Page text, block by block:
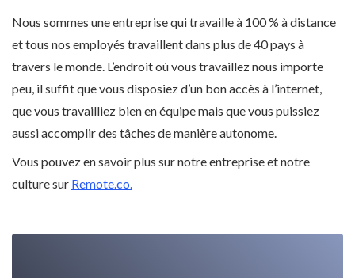
Nous sommes une entreprise qui travaille à 100 % à distance
et tous nos employés travaillent dans plus de 40 pays à
travers le monde. L’endroit où vous travaillez nous importe
peu, il suffit que vous disposiez d’un bon accès à l’internet,
que vous travailliez bien en équipe mais que vous puissiez
aussi accomplir des tâches de manière autonome.
Vous pouvez en savoir plus sur notre entreprise et notre
culture sur Remote.co.